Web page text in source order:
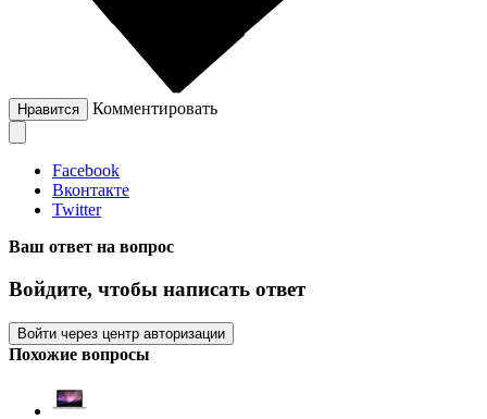
Нравится Комментировать
Facebook
Вконтакте
Twitter
Ваш ответ на вопрос
Войдите, чтобы написать ответ
Войти через центр авторизации
Похожие вопросы